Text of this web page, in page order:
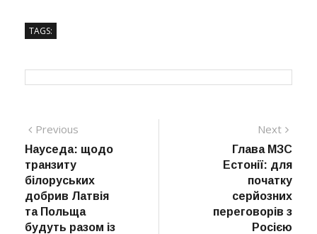
TAGS:
Навігація
записів
Previous
post:
Науседа: щодо
транзиту
білоруських
добрив Латвія
та Польща
будуть разом із
Next
post:
Глава МЗС
Естонії: для
початку
серйозних
переговорів з
Росією